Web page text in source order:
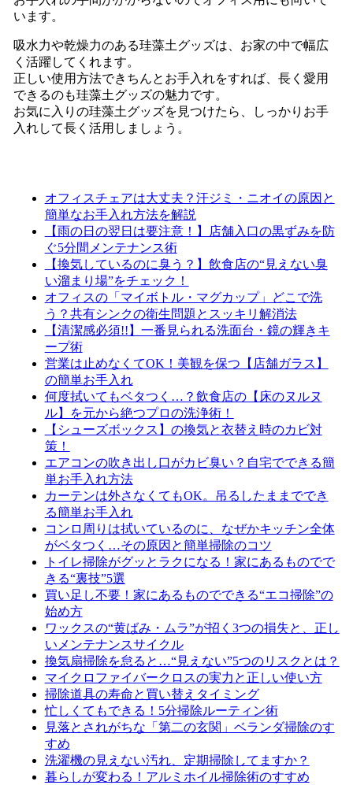
います。
吸水力や乾燥力のある珪藻土グッズは、お家の中で幅広
く活躍してくれます。
正しい使用方法できちんとお手入れをすれば、長く愛用
できるのも珪藻土グッズの魅力です。
お気に入りの珪藻土グッズを見つけたら、しっかりお手
入れして長く活用しましょう。
オフィスチェアは大丈夫？汗ジミ・ニオイの原因と
簡単なお手入れ方法を解説
【雨の日の翌日は要注意！】店舗入口の黒ずみを防
ぐ5分間メンテナンス術
【換気しているのに臭う？】飲食店の“見えない臭
い溜まり場”をチェック！
オフィスの「マイボトル・マグカップ」どこで洗
う？共有シンクの衛生問題とスッキリ解消法
【清潔感必須!!】一番見られる洗面台・鏡の輝きキ
ープ術
営業は止めなくてOK！美観を保つ【店舗ガラス】
の簡単お手入れ
何度拭いてもベタつく…？飲食店の【床のヌルヌ
ル】を元から絶つプロの洗浄術！
【シューズボックス】の換気と衣替え時のカビ対
策！
エアコンの吹き出し口がカビ臭い？自宅でできる簡
単お手入れ方法
カーテンは外さなくてもOK。吊るしたままででき
る簡単お手入れ
コンロ周りは拭いているのに、なぜかキッチン全体
がベタつく…その原因と簡単掃除のコツ
トイレ掃除がグッとラクになる！家にあるものでで
きる“裏技”5選
買い足し不要！家にあるものでできる“エコ掃除”の
始め方
ワックスの“黄ばみ・ムラ”が招く3つの損失と、正し
いメンテナンスサイクル
換気扇掃除を怠ると…“見えない”5つのリスクとは？
マイクロファイバークロスの実力と正しい使い方
掃除道具の寿命と買い替えタイミング
忙しくてもできる！5分掃除ルーティン術
見落とされがちな「第二の玄関」ベランダ掃除のす
すめ
洗濯機の見えない汚れ、定期掃除してますか？
暮らしが変わる！アルミホイル掃除術のすすめ